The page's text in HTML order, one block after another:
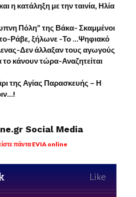
η κατάληξη με την ταινία, Ηλία
Πόλη” της Βάκα- Σκαμμένοι
Ράβε, ξήλωνε -Το …Ψηφιακό
Δεν άλλαξαν τους αγωγούς
κάνουν τώρα-Αναζητείται
της Αγίας Παρασκευής – Η
Social Media
πάντα EVIA online
Like